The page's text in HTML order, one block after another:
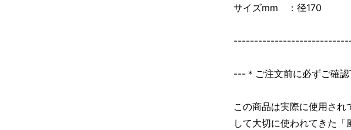
サイズmm ：径170
---＊ご注文前に必ずご確
この商品は実際に使用され
して大切に使われてきた